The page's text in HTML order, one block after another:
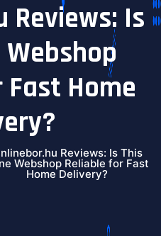
Reviews: Is
Home
Reviews: Is This
Webshop Reliable for Fast
Home Delivery?